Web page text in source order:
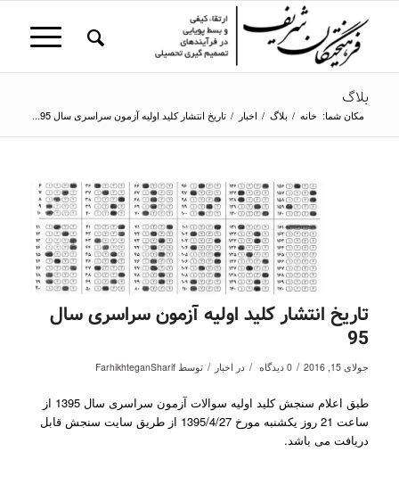
بلاگ
مکان شما: خانه / بلاگ / اخبار / تاریخ انتشار کلید اولیه آزمون سراسری سال 95...
تاریخ انتشار کلید اولیه آزمون سراسری سال
95
جولای 15, 2016 / 0 دیدگاه / در اخبار / توسط FarhikhteganSharif
طبق اعلام سنجش کلید اولیه سوالات آزمون سراسری سال 1395 از
ساعت 21 روز یکشنبه مورخ 1395/4/27 از طریق سایت سنجش قابل
دریافت می باشد.